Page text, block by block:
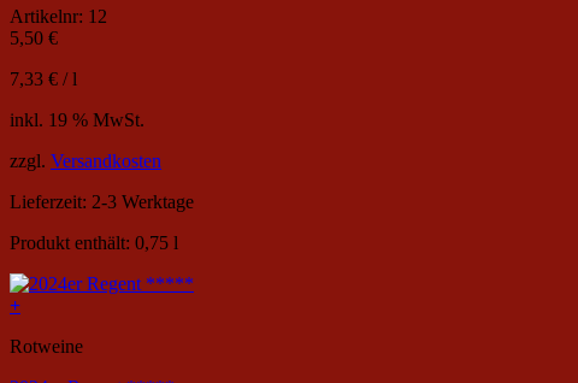
Artikelnr: 12
5,50 €
7,33 € /l
inkl. 19 % MwSt.
zzgl. Versandkosten
Lieferzeit: 2-3 Werktage
Produkt enthält: 0,75 l
+
Rotweine